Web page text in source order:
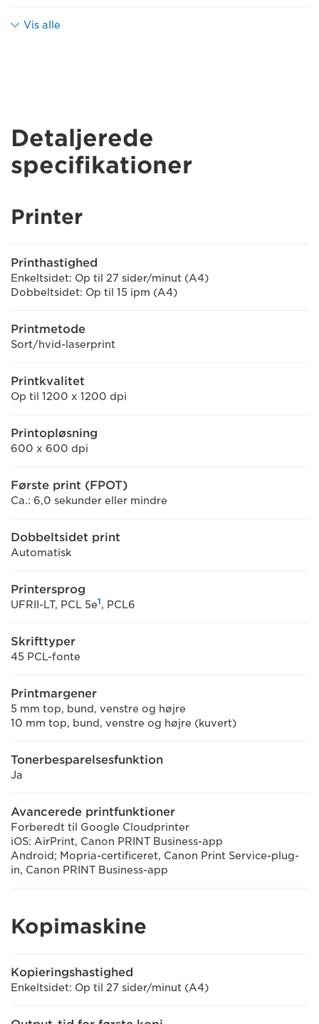
Vis alle
Detaljerede
specifikationer
Printer
Printhastighed
Enkeltsidet: Op til 27 sider/minut (A4)
Dobbeltsidet: Op til 15 ipm (A4)
Printmetode
Sort/hvid-laserprint
Printkvalitet
Op til 1200 x 1200 dpi
Printopløsning
600 x 600 dpi
Første print (FPOT)
Ca.: 6,0 sekunder eller mindre
Dobbeltsidet print
Automatisk
Printersprog
UFRII-LT, PCL 5e1, PCL6
Skrifttyper
45 PCL-fonte
Printmargener
5 mm top, bund, venstre og højre
10 mm top, bund, venstre og højre (kuvert)
Tonerbesparelsesfunktion
Ja
Avancerede printfunktioner
Forberedt til Google Cloudprinter
iOS: AirPrint, Canon PRINT Business-app
Android; Mopria-certificeret, Canon Print Service-plug-
in, Canon PRINT Business-app
Kopimaskine
Kopieringshastighed
Enkeltsidet: Op til 27 sider/minut (A4)